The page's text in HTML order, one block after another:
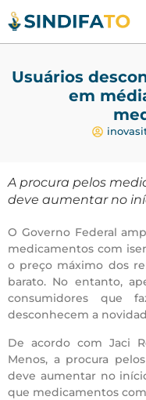
Usuários
em
A procura pelos
deve aumentar no
O Governo Federal
medicamentos com
o preço máximo dos
barato. No entanto,
consumidores que
desconhecem a
De acordo com Jaci
Menos, a procura
deve aumentar no
que medicamentos